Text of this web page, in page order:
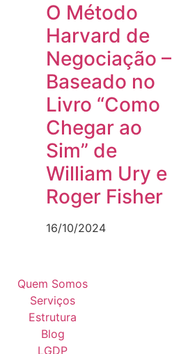
O Método
Harvard de
Negociação –
Baseado no
Livro “Como
Chegar ao
Sim” de
William Ury e
Roger Fisher
16/10/2024
Quem Somos
Serviços
Estrutura
Blog
LGDP